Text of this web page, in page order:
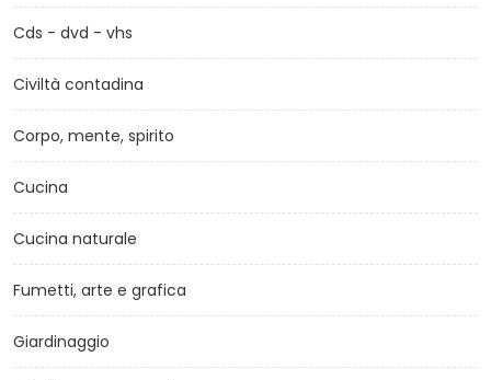
Cds - dvd - vhs
Civiltà contadina
Corpo, mente, spirito
Cucina
Cucina naturale
Fumetti, arte e grafica
Giardinaggio